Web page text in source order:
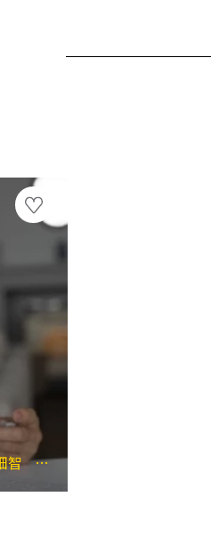
智 #アルツハイマー型認知症